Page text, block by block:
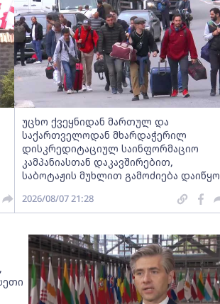
უცხო ქვეყნიდან მართულ და
საქართველოდან მხარდაჭერილ
დისკრედიტაციულ საინფორმაციო
კამპანიასთან დაკავშირებით,
საბოტაჟის მუხლით გამოძიება დაიწყო
2026/08/07 21:28